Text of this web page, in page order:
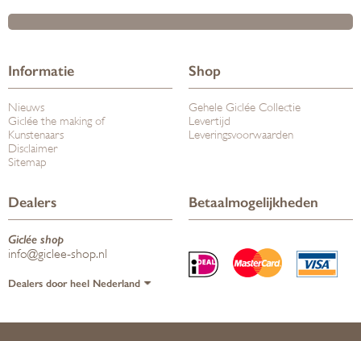
Informatie
Nieuws
Giclée the making of
Kunstenaars
Disclaimer
Sitemap
Shop
Gehele Giclée Collectie
Levertijd
Leveringsvoorwaarden
Dealers
Giclée shop
info@giclee-shop.nl
Dealers door heel Nederland
Betaalmogelijkheden